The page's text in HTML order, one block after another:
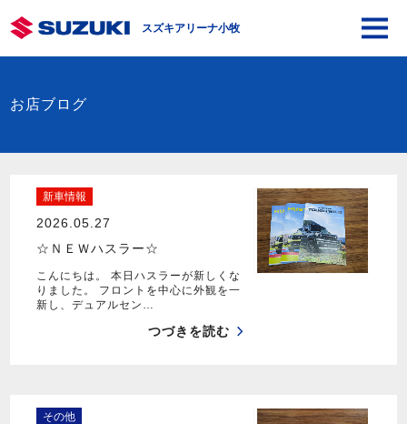
スズキアリーナ小牧
お店ブログ
新車情報
2026.05.27
☆ＮＥＷハスラー☆
こんにちは。 本日ハスラーが新しくな
りました。 フロントを中心に外観を一
新し、デュアルセン…
つづきを読む
その他